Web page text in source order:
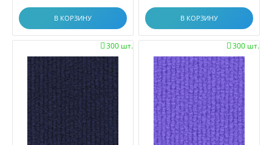
В КОРЗИНУ В КОРЗИНУ
300 шт.
 300 шт.
